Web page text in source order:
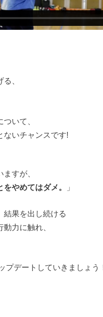
、
いて、
ないチャンスです!
すが、
やめてはダメ。 」
結果を出し続ける
力に触れ、
プデートしていきましょう